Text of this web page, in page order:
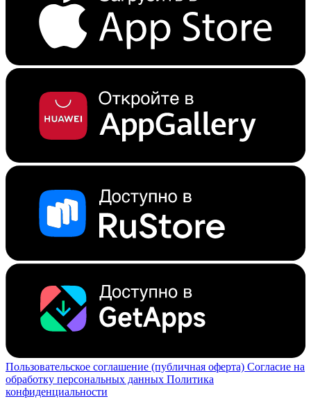
Пользовательское соглашение (публичная оферта) Согласие на
обработку персональных данных Политика
конфиденциальности